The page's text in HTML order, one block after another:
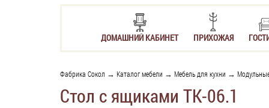
ДОМАШНИЙ КАБИНЕТ ПРИХОЖАЯ
Фабрика Сокол → Каталог мебели → Мебель для кухни →
Стол с ящиками ТК-06.1